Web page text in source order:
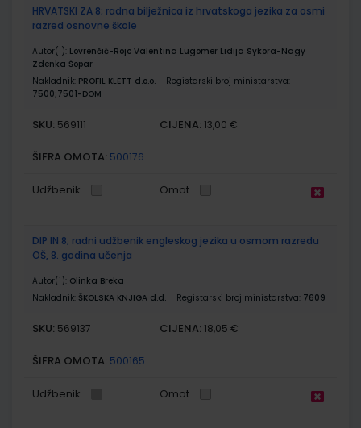
HRVATSKI ZA 8; radna bilježnica iz hrvatskoga jezika za osmi
razred osnovne škole
Autor(i): Lovrenčić-Rojc Valentina Lugomer Lidija Sykora-Nagy
Zdenka Šopar
Nakladnik: PROFIL KLETT d.o.o.
Registarski broj ministarstva:
7500;7501-DOM
SKU: 569111 CIJENA: 13,00 €
ŠIFRA OMOTA: 500176
Udžbenik Omot
DIP IN 8; radni udžbenik engleskog jezika u osmom razredu
OŠ, 8. godina učenja
Autor(i): Olinka Breka
Nakladnik: ŠKOLSKA KNJIGA d.d. Registarski broj ministarstva: 7609
SKU: 569137 CIJENA: 18,05 €
ŠIFRA OMOTA: 500165
Udžbenik Omot